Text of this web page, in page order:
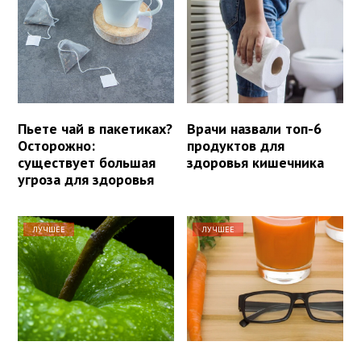
Пьете чай в пакетиках?
Осторожно:
существует большая
угроза для здоровья
Врачи назвали топ-6
продуктов для
здоровья кишечника
ЛУЧШЕЕ ЛУЧШЕЕ